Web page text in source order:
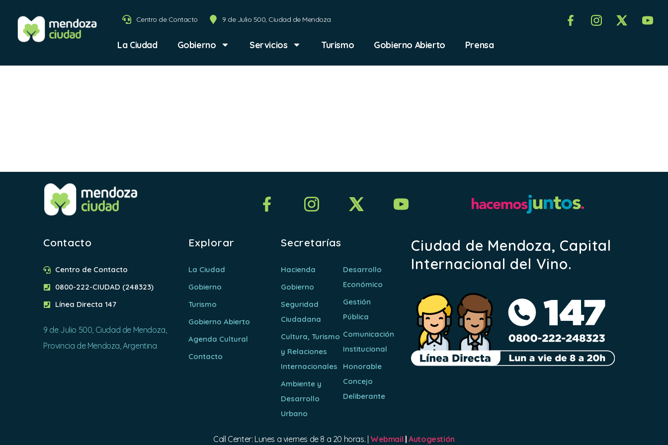
Centro de Contacto 9 de Julio 500, Ciudad de Mendoza
La Ciudad Gobierno Servicios Turismo Gobierno Abierto Prensa
Contacto
Centro de Contacto
0800-222-CIUDAD (248323)
Línea Directa 147
9 de Julio 500, Ciudad de Mendoza,
Provincia de Mendoza, Argentina
Explorar
La Ciudad
Gobierno
Turismo
Gobierno Abierto
Agenda Cultural
Contacto
Secretarías
Hacienda
Gobierno
Seguridad
Ciudadana
Cultura, Turismo
y Relaciones
Internacionales
Ambiente y
Desarrollo
Urbano
Desarrollo
Económico
Gestión
Pública
Comunicación
Institucional
Honorable
Concejo
Deliberante
Ciudad de Mendoza, Capital
Internacional del Vino.
Call Center: Lunes a viernes de 8 a 20 horas. | Webmail |Autogestión